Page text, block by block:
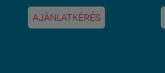
21,166 kg - 1 doboz
1 doboz 2 négyzetmér /
20 lap
AJÁNLATKÉRÉS